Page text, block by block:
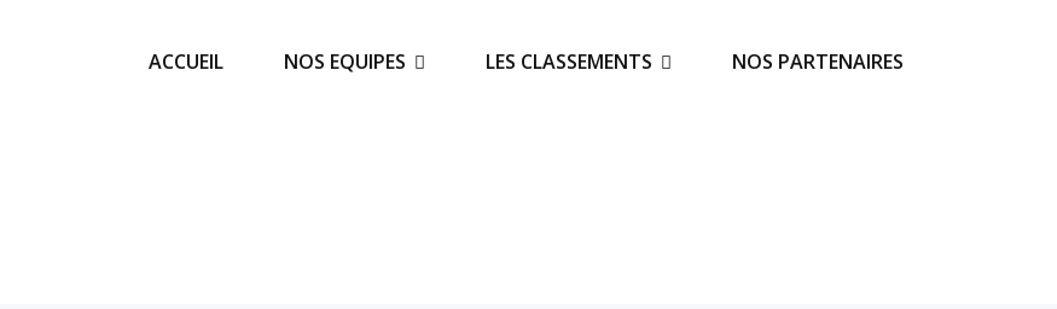
ACCUEIL NOS EQUIPES LES CLASSEMENTS NOS PARTENAIRES